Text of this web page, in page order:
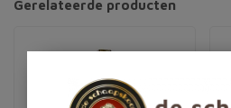
Gerelateerde producten